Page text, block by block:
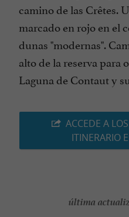
camino de las Crêtes.
marcado en rojo en el
dunas "modernas".
alto de la reserva para
Laguna de Contaut y
ACCEDE A
ITINERARIO
última